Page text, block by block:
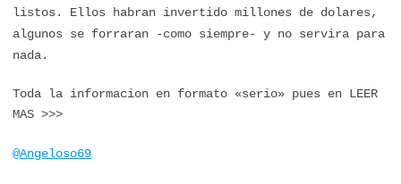
listos. Ellos habran invertido millones de dolares,
algunos se forraran -como siempre- y no servira para
nada.
Toda la informacion en formato «serio» pues en LEER
MAS >>>
@Angeloso69